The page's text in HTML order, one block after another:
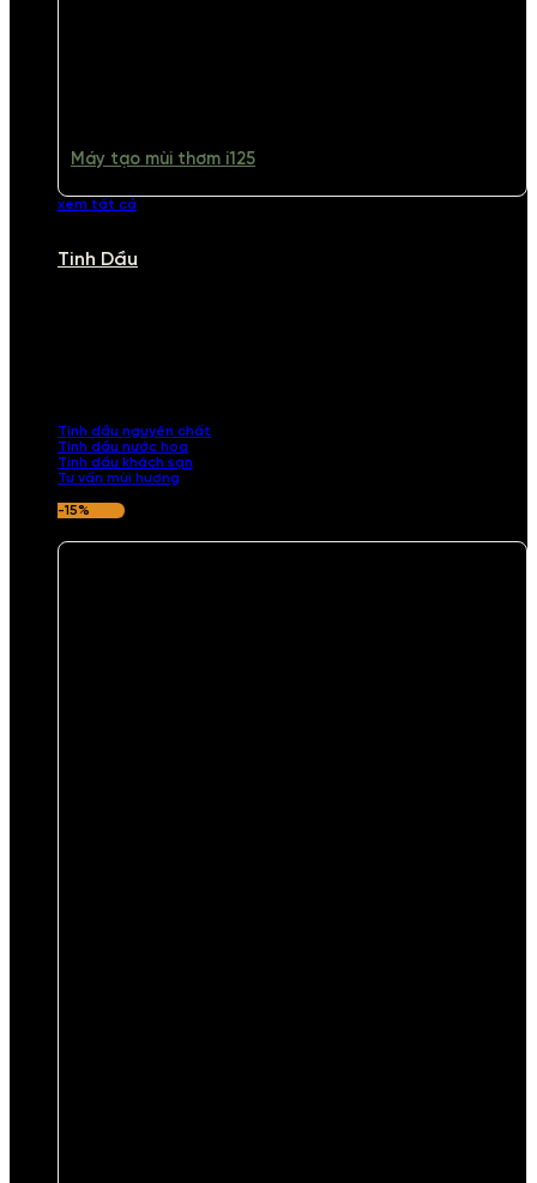
Máy tạo mùi thơm i125
xem tất cả
Tinh Dầu
Tinh dầu nguyên chất
Tinh dầu nước hoa
Tinh dầu khách sạn
Tư vấn mùi hương
-15%